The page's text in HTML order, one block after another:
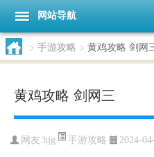
网站导航
> 手游攻略 > 黄鸡攻略 剑网
黄鸡攻略 剑网三
网友:hjg 手游攻略 2024-